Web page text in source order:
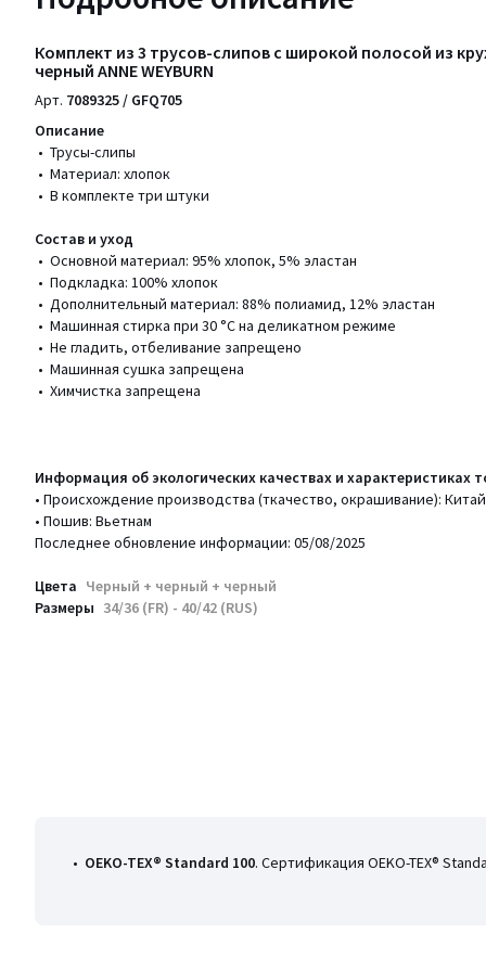
Комплект из 3 трусов-слипов с широкой полосой из
черный ANNE WEYBURN
Арт. 7089325 / GFQ705
Описание
• Трусы-слипы
• Материал: хлопок
• В комплекте три штуки
Состав и уход
• Основной материал: 95% хлопок, 5% эластан
• Подкладка: 100% хлопок
• Дополнительный материал: 88% полиамид, 12% эластан
• Машинная стирка при 30 °С на деликатном режиме
• Не гладить, отбеливание запрещено
• Машинная сушка запрещена
• Химчистка запрещена
Информация об экологических качествах и характеристиках
• Происхождение производства (ткачество, окрашивание): Китай
• Пошив: Вьетнам
Последнее обновление информации: 05/08/2025
Цвета Черный + черный + черный
Размеры 34/36 (FR) - 40/42 (RUS)
• OEKO-TEX® Standard 100. Сертификация OEKO-TEX®